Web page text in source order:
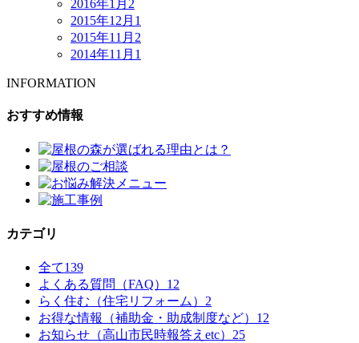
2016年1月 2
2015年12月 1
2015年11月 2
2014年11月 1
INFORMATION
おすすめ情報
カテゴリ
全て139
よくある質問（FAQ） 12
らく住む（住宅リフォーム） 2
お得な情報（補助金・助成制度など） 12
お知らせ（高山市民時報答えetc） 25